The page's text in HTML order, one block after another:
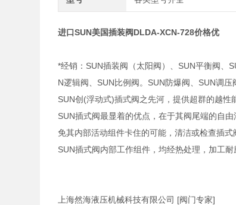
进口SUN美国插装阀DLDA-XCN-728价格优
*经销：SUN插装阀（太阳阀）、SUN平衡阀、
N逻辑阀、SUN比例阀。SUN防爆阀、SUN调压
SUN创(浮动式)插式阀之先河，提供超群的越性
SUN插式阀最显着的优点，在于其阀尾端的自
免其内部活动组件卡住的可能，清洁或检查插式
SUN插式阀内部工作组件，均经热处理，加工耐
上海然海液压机械科技有限公司 [阀门专家]